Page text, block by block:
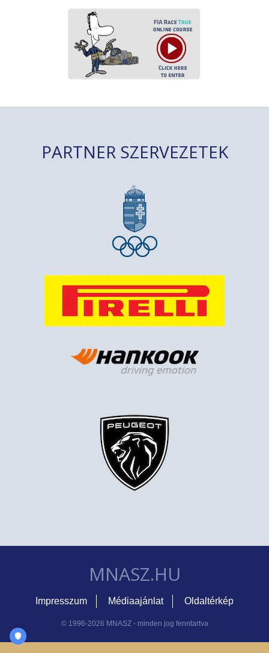
PARTNER SZERVEZETEK
MNASZ.HU
Impresszum Médiaajánlat Oldaltérkép
© 1996-2026 MNASZ - minden jog fenntartva